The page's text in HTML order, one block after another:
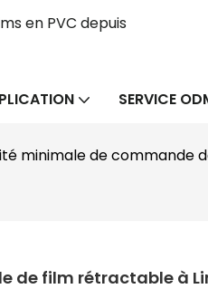
en PVC depuis
SERVICE
minimale de commande
de film rétractable à